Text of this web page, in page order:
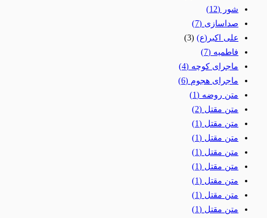
شور (12)
صداسازی (7)
علی اکبر(ع) (3)
فاطمیه (7)
ماجرای کوچه (4)
ماجرای هجوم (6)
متن روضه (1)
متن مقتل (2)
متن مقتل (1)
متن مقتل (1)
متن مقتل (1)
متن مقتل (1)
متن مقتل (1)
متن مقتل (1)
متن مقتل (1)